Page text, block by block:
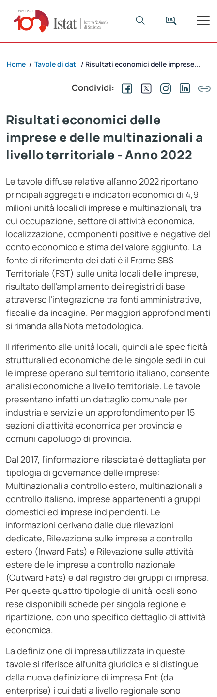
Home / Tavole di dati / Risultati economici delle imprese...
Condividi:
Risultati economici delle
imprese e delle multinazionali a
livello territoriale - Anno 2022
Le tavole diffuse relative all’anno 2022 riportano i
principali aggregati e indicatori economici di 4,9
milioni unità locali di imprese e multinazionali, tra
cui occupazione, settore di attività economica,
localizzazione, componenti positive e negative del
conto economico e stima del valore aggiunto. La
fonte di riferimento dei dati è il Frame SBS
Territoriale (FST) sulle unità locali delle imprese,
risultato dell’ampliamento dei registri di base
attraverso l’integrazione tra fonti amministrative,
fiscali e da indagine. Per maggiori approfondimenti
si rimanda alla Nota metodologica.
Il riferimento alle unità locali, quindi alle specificità
strutturali ed economiche delle singole sedi in cui
le imprese operano sul territorio italiano, consente
analisi economiche a livello territoriale. Le tavole
presentano infatti un dettaglio comunale per
industria e servizi e un approfondimento per 15
sezioni di attività economica per provincia e
comuni capoluogo di provincia.
Dal 2017, l’informazione rilasciata è dettagliata per
tipologia di governance delle imprese:
Multinazionali a controllo estero, multinazionali a
controllo italiano, imprese appartenenti a gruppi
domestici ed imprese indipendenti. Le
informazioni derivano dalle due rilevazioni
dedicate, Rilevazione sulle imprese a controllo
estero (Inward Fats) e Rilevazione sulle attività
estere delle imprese a controllo nazionale
(Outward Fats) e dal registro dei gruppi di impresa.
Per queste quattro tipologie di unità locali sono
rese disponibili schede per singola regione e
ripartizione, con uno specifico dettaglio di attività
economica.
La definizione di impresa utilizzata in queste
tavole si riferisce all’unità giuridica e si distingue
dalla nuova definizione di impresa Ent (da
enterprise) i cui dati a livello regionale sono